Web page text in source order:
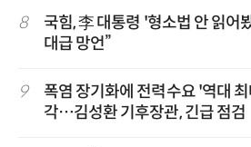
8
국힘, 李 대통령 '형소법 안 읽
대급 망언”
9
폭염 장기화에 전력수요 '역대
각…김성환 기후장관, 긴급 점검